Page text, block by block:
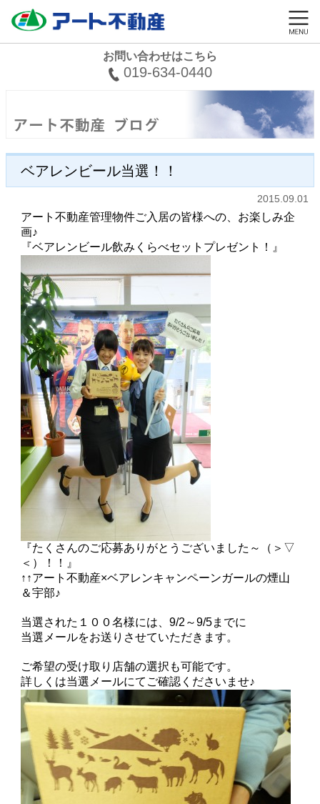
お問い合わせはこちら
019-634-0440
ベアレンビール当選！！
2015.09.01
アート不動産管理物件ご入居の皆様への、お楽しみ企
画♪
『ベアレンビール飲みくらべセットプレゼント！』
『たくさんのご応募ありがとうございました～（＞▽
＜）！！』
↑↑アート不動産×ベアレンキャンペーンガールの煙山
＆宇部♪
当選された１００名様には、9/2～9/5までに
当選メールをお送りさせていただきます。
ご希望の受け取り店舗の選択も可能です。
詳しくは当選メールにてご確認くださいませ♪